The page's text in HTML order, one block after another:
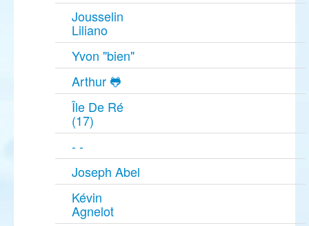
Jousselin
Liliano
Yvon "bien"
Arthur 🐸
Île De Ré
(17)
- -
Joseph Abel
Kévin
Agnelot